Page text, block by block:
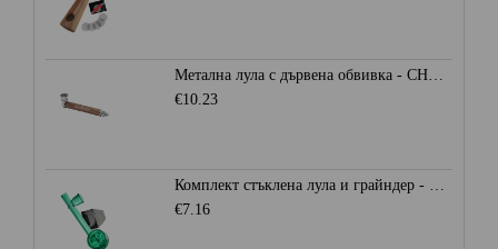
Метална лула с дървена обвивка - CHAMP HIGH
€10.23
Комплект стъклена лула и грайндер - CHAMP HIGH
€7.16